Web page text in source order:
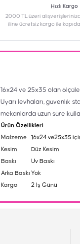
Hızlı Kargo
2000 TL üzeri
iline ücretsiz kargo ile
16x24 ve 25x35 olan
Uyarı levhaları, güvenlik
mekanlarda uzun süre
Ürün Özellikleri
Malzeme
16x24 ve25x35
Kesim
Düz Kesim
Baskı
Uv Baskı
Arka Baskı Yok
Kargo
2 İş Günü